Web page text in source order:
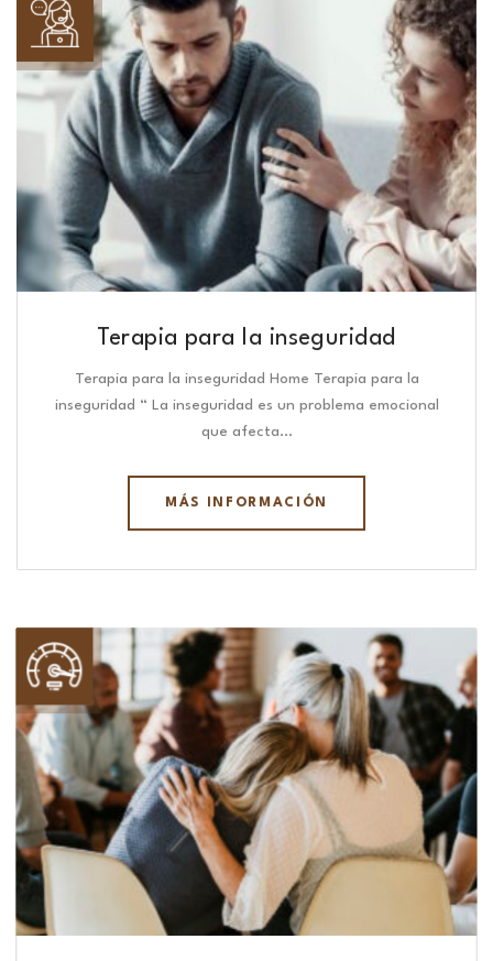
Terapia para la inseguridad
Terapia para la inseguridad Home Terapia para la
inseguridad “ La inseguridad es un problema emocional
que afecta…
MÁS INFORMACIÓN